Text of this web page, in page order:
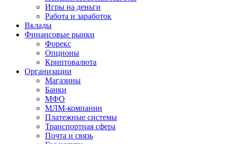
Игры на деньги
Работа и заработок
Вклады
Финансовые рынки
Форекс
Опционы
Криптовалюта
Организации
Магазины
Банки
МФО
МЛМ-компании
Платежные системы
Транспортная сфера
Почта и связь